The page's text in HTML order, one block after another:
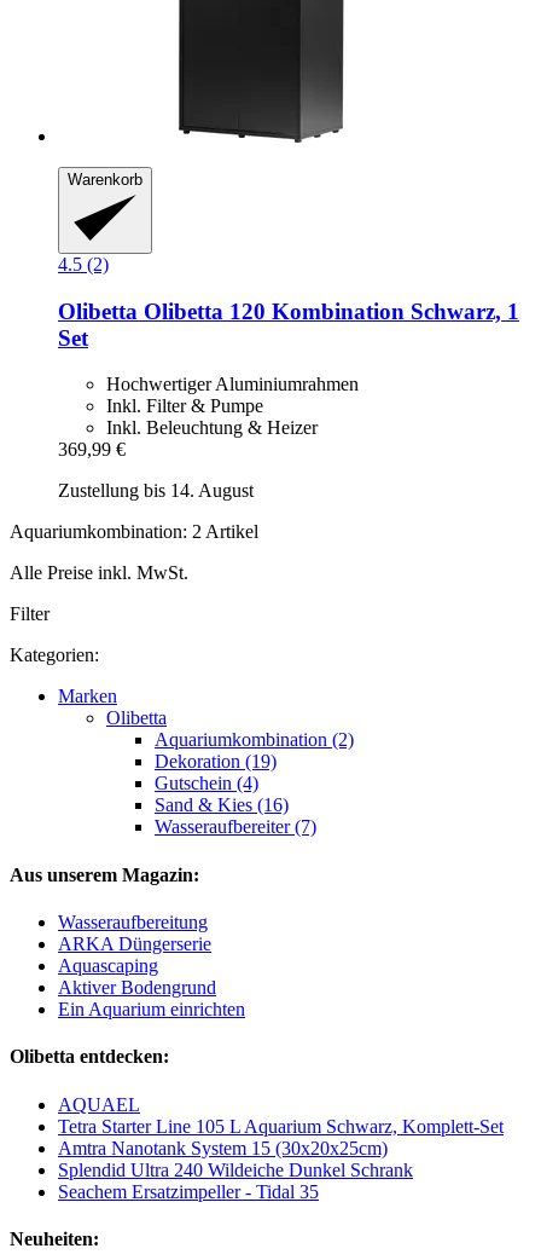
Warenkorb
4.5 (2)
Olibetta Olibetta 120 Kombination Schwarz, 1
Set
Hochwertiger Aluminiumrahmen
Inkl. Filter & Pumpe
Inkl. Beleuchtung & Heizer
369,99 €
Zustellung bis 14. August
Aquariumkombination: 2 Artikel
Alle Preise inkl. MwSt.
Filter
Kategorien:
Marken
Olibetta
Aquariumkombination (2)
Dekoration (19)
Gutschein (4)
Sand & Kies (16)
Wasseraufbereiter (7)
Aus unserem Magazin:
Wasseraufbereitung
ARKA Düngerserie
Aquascaping
Aktiver Bodengrund
Ein Aquarium einrichten
Olibetta entdecken:
AQUAEL
Tetra Starter Line 105 L Aquarium Schwarz, Komplett-Set
Amtra Nanotank System 15 (30x20x25cm)
Splendid Ultra 240 Wildeiche Dunkel Schrank
Seachem Ersatzimpeller - Tidal 35
Neuheiten: